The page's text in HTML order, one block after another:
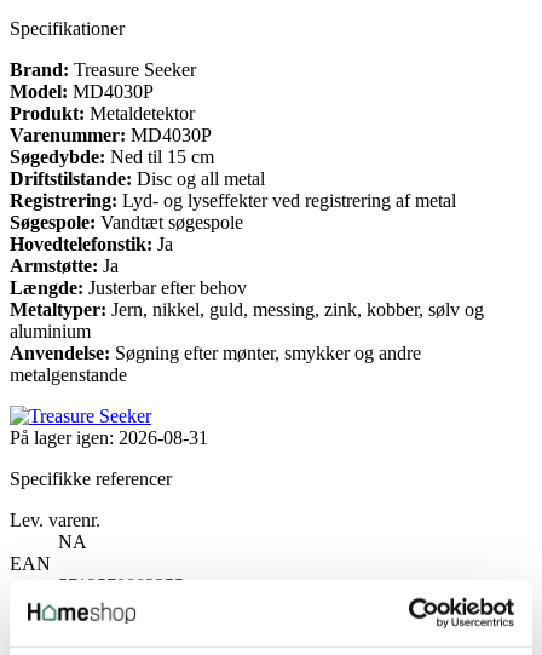
Specifikationer
Brand: Treasure Seeker
Model: MD4030P
Produkt: Metaldetektor
Varenummer: MD4030P
Søgedybde: Ned til 15 cm
Driftstilstande: Disc og all metal
Registrering: Lyd- og lyseffekter ved registrering af metal
Søgespole: Vandtæt søgespole
Hovedtelefonstik: Ja
Armstøtte: Ja
Længde: Justerbar efter behov
Metaltyper: Jern, nikkel, guld, messing, zink, kobber, sølv og
aluminium
Anvendelse: Søgning efter mønter, smykker og andre
metalgenstande
På lager igen: 2026-08-31
Specifikke referencer
Lev. varenr.
NA
EAN
5713570002255
EAN-13
5713570002255